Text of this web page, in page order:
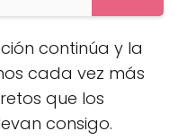
continúa y la
cada vez más
que los
consigo.